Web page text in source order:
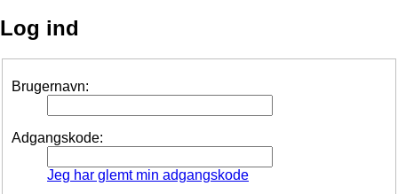
Log ind
Brugernavn:
Adgangskode:
Jeg har glemt min adgangskode